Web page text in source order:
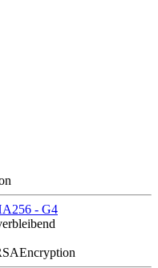
- G4